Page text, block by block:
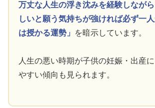
万丈な人生の浮き沈みを経験しなが
しいと願う気持ちが強ければ必ず一
は授かる運勢」
を暗示しています。
人生の悪い時期が子供の妊娠・出産
やすい傾向も見られます。